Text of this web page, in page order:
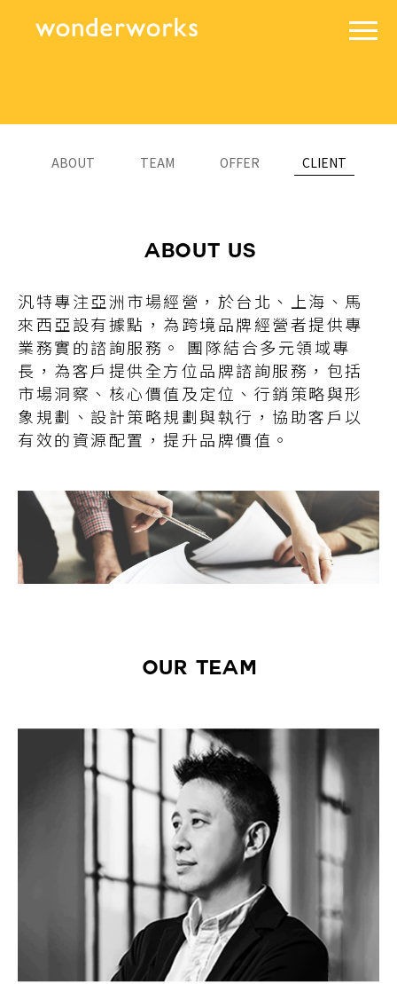
ABOUT TEAM OFFER CLIENT
ABOUT US
汎特專注亞洲市場經營，於台北、上海、馬
來西亞設有據點，為跨境品牌經營者提供專
業務實的諮詢服務。 團隊結合多元領域專
長，為客戶提供全方位品牌諮詢服務，包括
市場洞察、核心價值及定位、行銷策略與形
象規劃、設計策略規劃與執行，協助客戶以
有效的資源配置，提升品牌價值。
OUR TEAM